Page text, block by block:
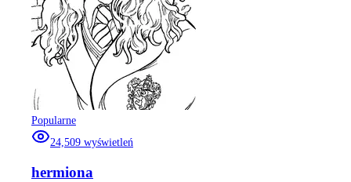
Popularne
24,509 wyświetleń
hermiona